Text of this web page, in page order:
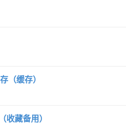
缓存）
藏备用）